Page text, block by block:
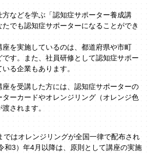
などを学ぶ「認知症サポーター養成講
でも認知症サポーターになることができ
を実施しているのは、都道府県や市町
す。また、社員研修として認知症サポー
る企業もあります。
を受講した方には、認知症サポーターの
ーカードやオレンジリング（オレンジ色
されます。
はオレンジリングが全国一律で配布され
和3）年4月以降は、原則として講座の実施